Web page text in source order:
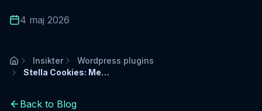
4 maj 2026
Hem
Insikter
Wordpress plugins
Stella Cookies: Mer än enkla cookie-banners för WordPress
Back to Blog